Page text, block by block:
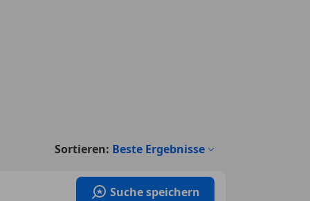
Sortieren: Beste Ergebnisse
Suche speichern